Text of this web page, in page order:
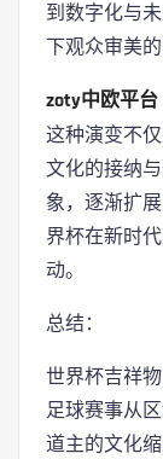
到数字化与
下观众审美
zoty中欧平台
这种演变不
文化的接纳
象，逐渐扩
界杯在新时
动。
总结：
世界杯吉祥
足球赛事从
道主的文化